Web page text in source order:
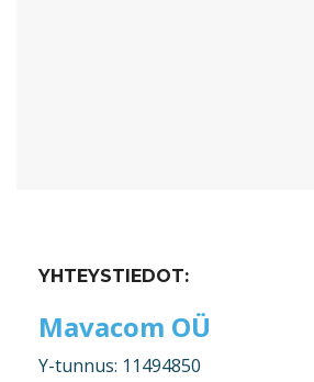
YHTEYSTIEDOT:
Mavacom OÜ
Y-tunnus: 11494850